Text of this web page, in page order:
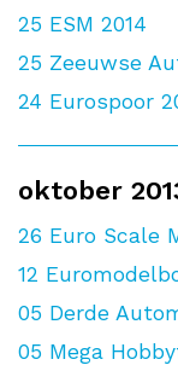
25 ESM 2014
25 Zeeuwse
24 Eurospoor
oktober
26 Euro Scale
12
05 Derde
05 Mega